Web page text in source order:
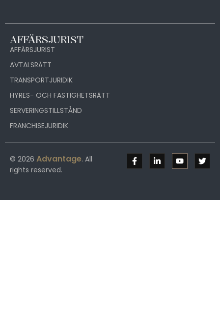
AFFÄRSJURIST
AFFÄRSJURIST
AVTALSRÄTT
TRANSPORTJURIDIK
HYRES- OCH FASTIGHETSRÄTT
SERVERINGSTILLSTÅND
FRANCHISEJURIDIK
© 2026 Advantage. All
rights reserved.